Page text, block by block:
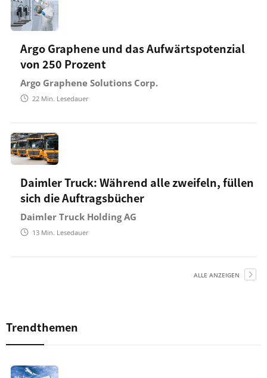
Argo Graphene und das Aufwärtspotenzial
von 250 Prozent
Argo Graphene Solutions Corp.
22 Min. Lesedauer
Daimler Truck: Während alle zweifeln, füllen
sich die Auftragsbücher
Daimler Truck Holding AG
13 Min. Lesedauer
ALLE ANZEIGEN
Trendthemen